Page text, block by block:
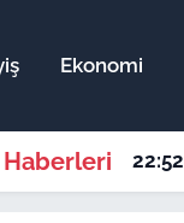
Ekonomi
Haberleri 22:52